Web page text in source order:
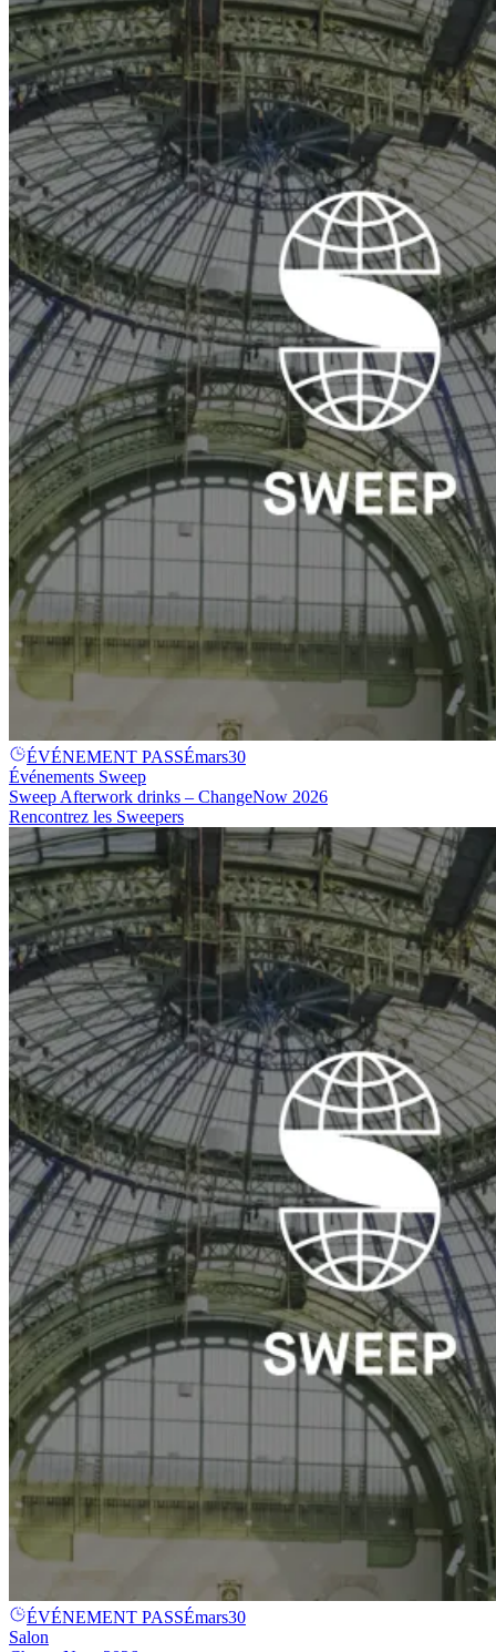
ÉVÉNEMENT PASSÉmars30
Événements Sweep
Sweep Afterwork drinks – ChangeNow 2026
Rencontrez les Sweepers
ÉVÉNEMENT PASSÉmars30
Salon